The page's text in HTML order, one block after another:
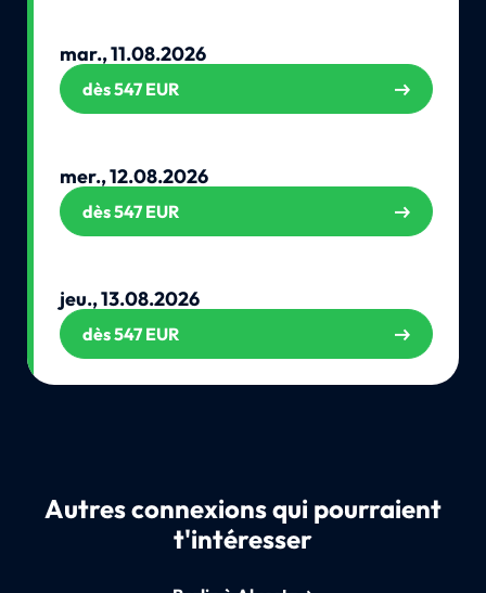
mar., 11.08.2026
dès 547 EUR
mer., 12.08.2026
dès 547 EUR
jeu., 13.08.2026
dès 547 EUR
Autres connexions qui pourraient
t'intéresser